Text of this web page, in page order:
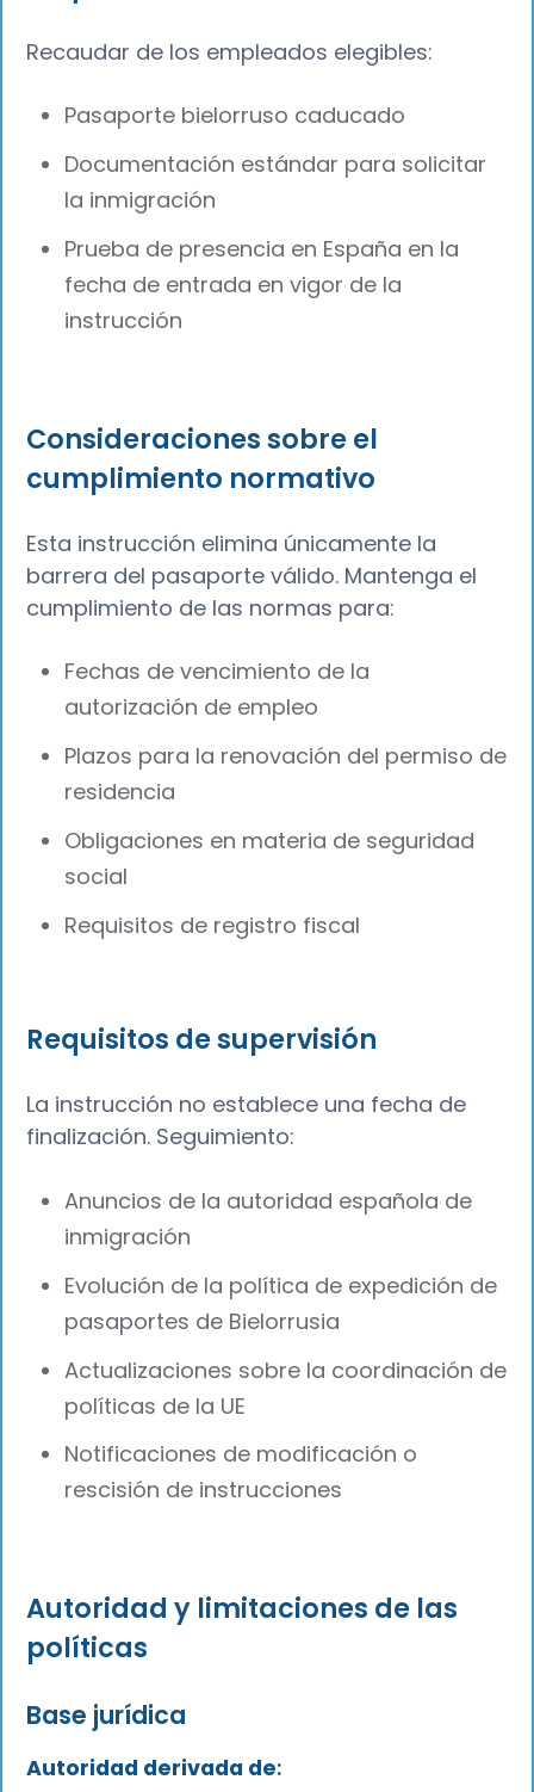
Recaudar de los empleados elegibles:
Pasaporte bielorruso caducado
Documentación estándar para solicitar
la inmigración
Prueba de presencia en España en la
fecha de entrada en vigor de la
instrucción
Consideraciones sobre el
cumplimiento normativo
Esta instrucción elimina únicamente la
barrera del pasaporte válido. Mantenga el
cumplimiento de las normas para:
Fechas de vencimiento de la
autorización de empleo
Plazos para la renovación del permiso de
residencia
Obligaciones en materia de seguridad
social
Requisitos de registro fiscal
Requisitos de supervisión
La instrucción no establece una fecha de
finalización. Seguimiento:
Anuncios de la autoridad española de
inmigración
Evolución de la política de expedición de
pasaportes de Bielorrusia
Actualizaciones sobre la coordinación de
políticas de la UE
Notificaciones de modificación o
rescisión de instrucciones
Autoridad y limitaciones de las
políticas
Base jurídica
Autoridad derivada de: